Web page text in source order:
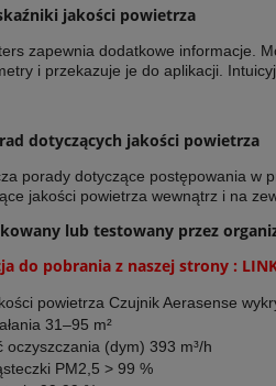
jakości powietrza
zapewnia dodatkowe informacje.
i przekazuje je do aplikacji.
dotyczących jakości powietrza
porady dotyczące postępowania w
jakości powietrza wewnątrz i na
lub testowany przez
do pobrania z naszej strony :
powietrza Czujnik Aerasense
31–95 m²
oczyszczania (dym) 393 m³/h
PM2,5 > 99 %